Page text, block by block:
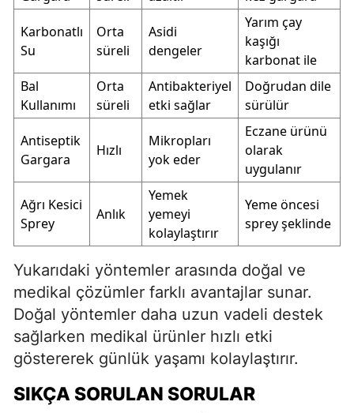
Karbonatlı
Su
Orta
süreli
Asidi
dengeler
Yarım çay
kaşığı
karbonat ile
Bal
Kullanımı
Orta
süreli
Antibakteriyel
etki sağlar
Doğrudan dile
sürülür
Antiseptik
Gargara
Hızlı
Mikropları
yok eder
Eczane ürünü
olarak
uygulanır
Ağrı Kesici
Sprey
Anlık
Yemek
yemeyi
kolaylaştırır
Yeme öncesi
sprey şeklinde
Yukarıdaki yöntemler arasında doğal ve
medikal çözümler farklı avantajlar sunar.
Doğal yöntemler daha uzun vadeli destek
sağlarken medikal ürünler hızlı etki
göstererek günlük yaşamı kolaylaştırır.
SIKÇA SORULAN SORULAR